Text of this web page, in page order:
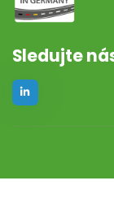
Sledujte